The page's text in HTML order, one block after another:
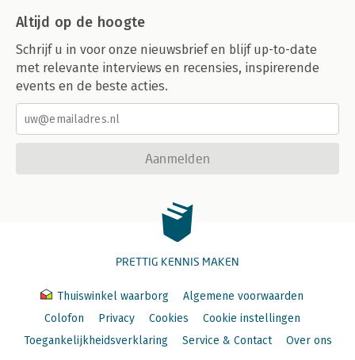
Altijd op de hoogte
Schrijf u in voor onze nieuwsbrief en blijf up-to-date
met relevante interviews en recensies, inspirerende
events en de beste acties.
Aanmelden
PRETTIG KENNIS MAKEN
Thuiswinkel waarborg
Algemene voorwaarden
Colofon
Privacy Cookies
Cookie instellingen
Toegankelijkheidsverklaring
Service & Contact Over ons